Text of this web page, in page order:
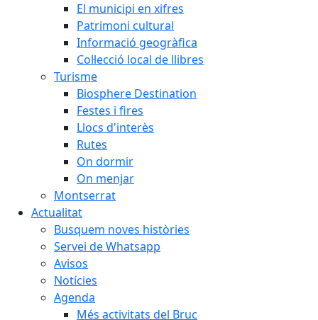
El municipi en xifres
Patrimoni cultural
Informació geogràfica
Col·lecció local de llibres
Turisme
Biosphere Destination
Festes i fires
Llocs d'interès
Rutes
On dormir
On menjar
Montserrat
Actualitat
Busquem noves històries
Servei de Whatsapp
Avisos
Notícies
Agenda
Més activitats del Bruc